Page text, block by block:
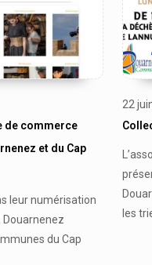
de commerce
et du Cap
leur numérisation
Douarnenez
du Cap
22
les